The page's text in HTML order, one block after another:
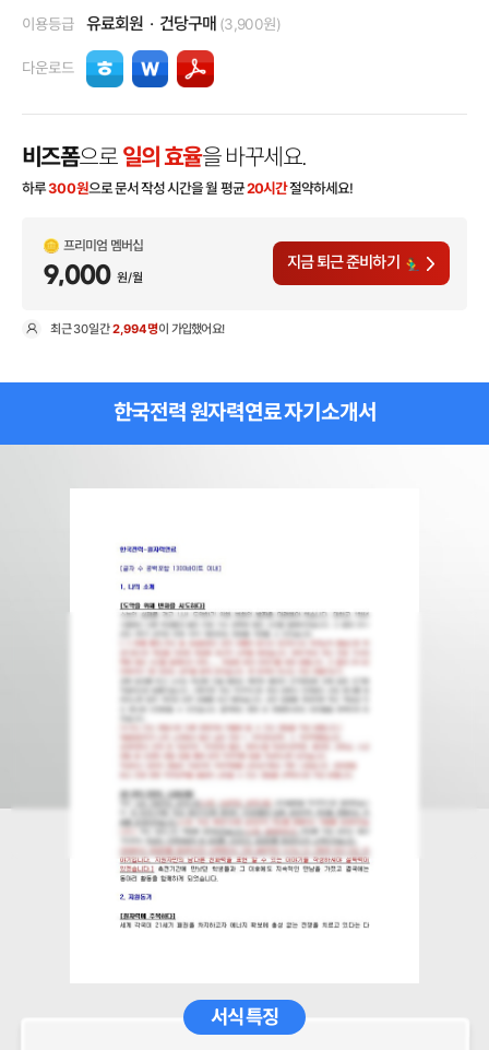
이용등급 유료회원 건당구매 (3,900원)
다운로드
비즈폼으로 일의 효율을 바꾸세요.
하루300원으로 문서 작성 시간을 월 평균20시간절약하세요!
프리미엄 멤버십
9,000 원/월
지금 퇴근 준비하기
최근30일간2,994명이 가입했어요!
한국전력 원자력연료 자기소개서
서식 특징